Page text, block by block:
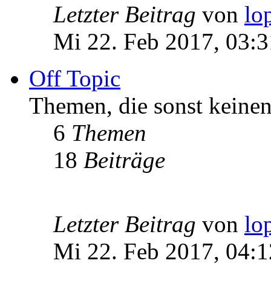
Letzter Beitrag von
Mi 22. Feb 2017,
Off Topic
Themen, die sonst
6 Themen
18 Beiträge
Letzter Beitrag von
Mi 22. Feb 2017,